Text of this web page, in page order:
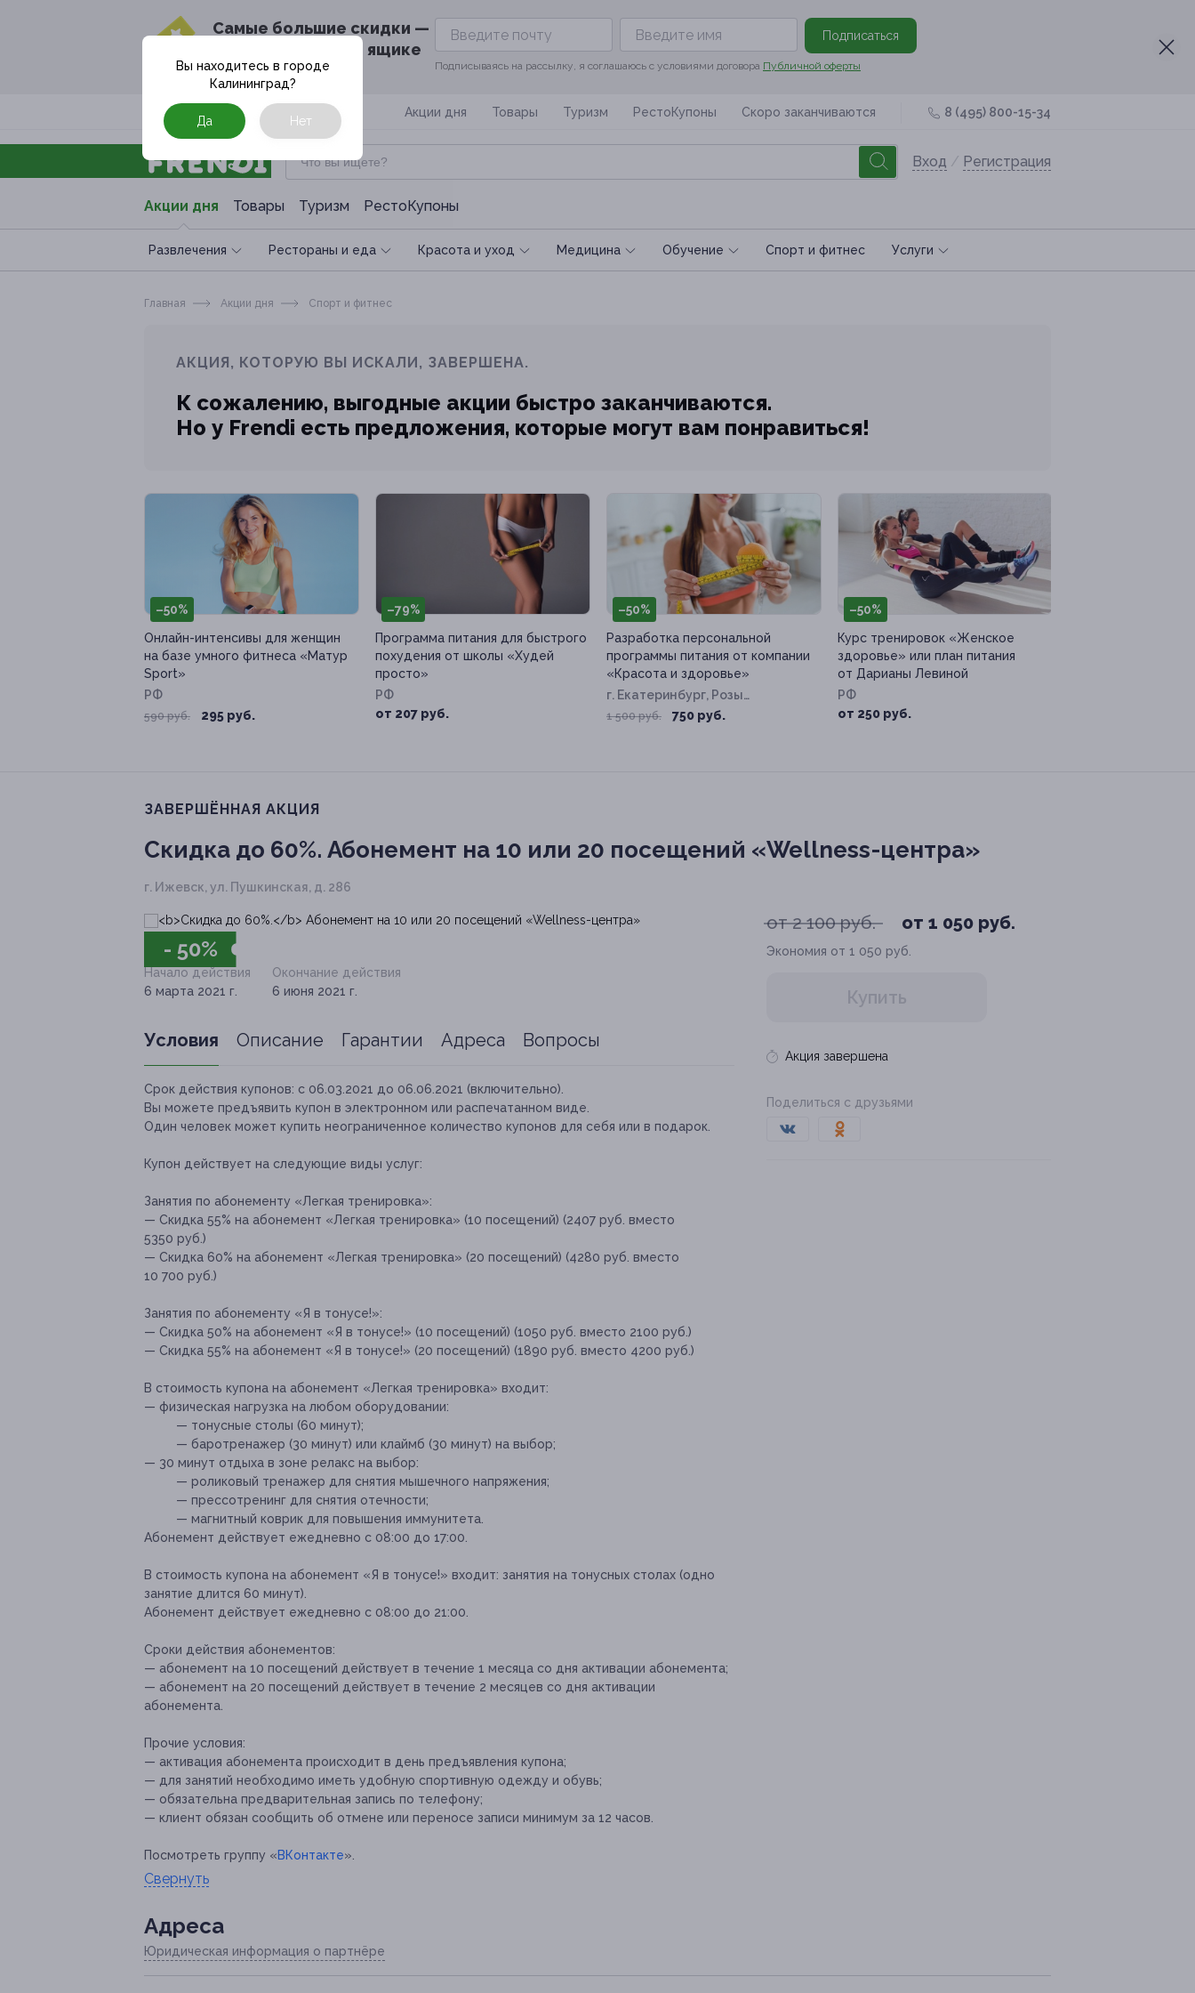
Cамые большие скидки —
в твоём почтовом ящике
Подписаться
Подписываясь на рассылку, я соглашаюсь с условиями договора Публичной оферты
Москва Акции дня Товары Туризм РестоКупоны Скоро заканчиваются 8 (495) 800-15-34
Вход / Регистрация
Акции дня Товары Туризм РестоКупоны
Развлечения Рестораны и еда Красота и уход Медицина Обучение Спoрт и фитнес Услуги
Вы находитесь в городе
Калининград?
Да Нет
Главная Акции дня Спoрт и фитнес
АКЦИЯ, КОТОРУЮ ВЫ ИСКАЛИ, ЗАВЕРШЕНА.
К сожалению, выгодные акции быстро заканчиваются.
Но у Frendi есть предложения, которые могут вам понравиться!
–50%
Онлайн-интенсивы для женщин
на базе умного фитнеса «Матур
Sport»
РФ
590 руб. 295 руб.
–79%
Программа питания для быстрого
похудения от школы «Худей
просто»
РФ
от 207 руб.
–50%
Разработка персональной
программы питания от компании
«Красота и здоровье»
г. Екатеринбург, Розы
Люксембург ул, д. 67б
1 500 руб. 750 руб.
–50%
Курс тренировок «Женское
здоровье» или план питания
от Дарианы Левиной
РФ
от 250 руб.
ЗАВЕРШЁННАЯ АКЦИЯ
Скидка до 60%. Абонемент на 10 или 20 посещений «Wellness-центра»
г. Ижевск, ул. Пушкинская, д. 286
- 50%
от 2 100 руб. от 1 050 руб.
Экономия от 1 050 руб.
Купить
Акция завершена
Поделиться с друзьями
Начало действия
6 марта 2021 г.
Окончание действия
6 июня 2021 г.
Условия Описание Гарантии Адреса Вопросы
Срок действия купонов: с 06.03.2021 до 06.06.2021 (включительно).
Вы можете предъявить купон в электронном или распечатанном виде.
Один человек может купить неограниченное количество купонов для себя или в подарок.
Купон действует на следующие виды услуг:
Занятия по абонементу «Легкая тренировка»:
— Скидка 55% на абонемент «Легкая тренировка» (10 посещений) (2407 руб. вместо
5350 руб.)
— Скидка 60% на абонемент «Легкая тренировка» (20 посещений) (4280 руб. вместо
10 700 руб.)
Занятия по абонементу «Я в тонусе!»:
— Скидка 50% на абонемент «Я в тонусе!» (10 посещений) (1050 руб. вместо 2100 руб.)
— Скидка 55% на абонемент «Я в тонусе!» (20 посещений) (1890 руб. вместо 4200 руб.)
В стоимость купона на абонемент «Легкая тренировка» входит:
— физическая нагрузка на любом оборудовании:
— тонусные столы (60 минут);
— баротренажер (30 минут) или клаймб (30 минут) на выбор;
— 30 минут отдыха в зоне релакс на выбор:
— роликовый тренажер для снятия мышечного напряжения;
— прессотренинг для снятия отечности;
— магнитный коврик для повышения иммунитета.
Абонемент действует ежедневно с 08:00 до 17:00.
В стоимость купона на абонемент «Я в тонусе!» входит: занятия на тонусных столах (одно
занятие длится 60 минут).
Абонемент действует ежедневно с 08:00 до 21:00.
Сроки действия абонементов:
— абонемент на 10 посещений действует в течение 1 месяца со дня активации абонемента;
— абонемент на 20 посещений действует в течение 2 месяцев со дня активации
абонемента.
Прочие условия:
— активация абонемента происходит в день предъявления купона;
— для занятий необходимо иметь удобную спортивную одежду и обувь;
— обязательна предварительная запись по телефону;
— клиент обязан сообщить об отмене или переносе записи минимум за 12 часов.
Посмотреть группу «ВКонтакте».
Свернуть
Адресa
Юридическая информация о партнёре